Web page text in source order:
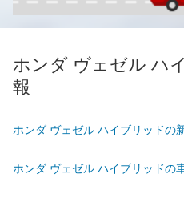
ホンダ ヴェゼル ハ
報
ホンダ ヴェゼル ハイブリッドの
ホンダ ヴェゼル ハイブリッドの